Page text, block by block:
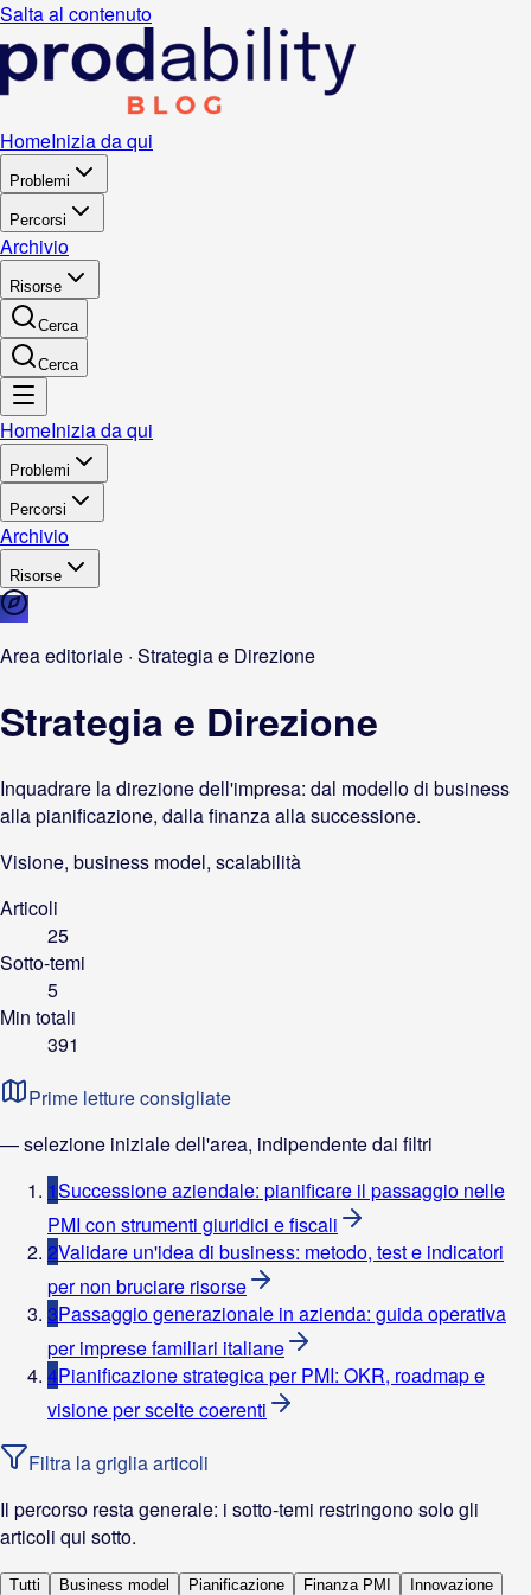
Salta al contenuto
HomeInizia da qui
Problemi
Percorsi
Archivio
Risorse
Cerca
Cerca
HomeInizia da qui
Problemi
Percorsi
Archivio
Risorse
Area editoriale · Strategia e Direzione
Strategia e Direzione
Inquadrare la direzione dell'impresa: dal modello di business
alla pianificazione, dalla finanza alla successione.
Visione, business model, scalabilità
Articoli
25
Sotto-temi
5
Min totali
391
Prime letture consigliate
— selezione iniziale dell'area, indipendente dai filtri
1Successione aziendale: pianificare il passaggio nelle
PMI con strumenti giuridici e fiscali
2Validare un'idea di business: metodo, test e indicatori
per non bruciare risorse
3Passaggio generazionale in azienda: guida operativa
per imprese familiari italiane
4Pianificazione strategica per PMI: OKR, roadmap e
visione per scelte coerenti
Filtra la griglia articoli
Il percorso resta generale: i sotto-temi restringono solo gli
articoli qui sotto.
Tutti Business model Pianificazione Finanza PMI
Innovazione